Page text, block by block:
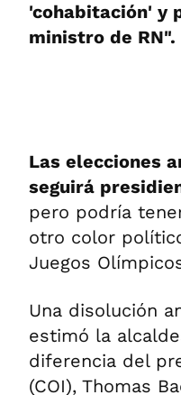
'cohabitación' y
ministro de RN".
Las elecciones
seguirá
pero podría
otro color
Juegos
Una disolución
estimó la
diferencia del
(COI), Thomas